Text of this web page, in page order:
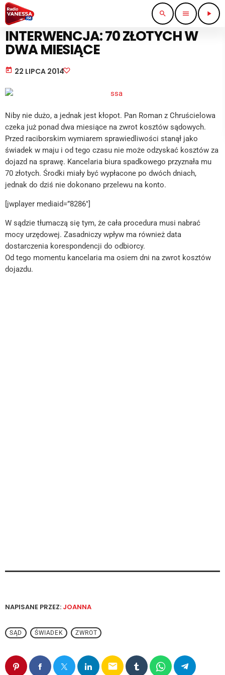
search menu play_arrow
WIADOMOŚCI
INTERWENCJA: 70 ZŁOTYCH W
DWA MIESIĄCE
today 22 LIPCA 2014
Niby nie dużo, a jednak jest kłopot. Pan Roman z Chruścielowa
czeka już ponad dwa miesiące na zwrot kosztów sądowych.
Przed raciborskim wymiarem sprawiedliwości stanął jako
świadek w maju i od tego czasu nie może odzyskać kosztów za
dojazd na sprawę. Kancelaria biura spadkowego przyznała mu
70 złotych. Środki miały być wypłacone po dwóch dniach,
jednak do dziś nie dokonano przelewu na konto.
[jwplayer mediaid=”8286″]
W sądzie tłumaczą się tym, że cała procedura musi nabrać
mocy urzędowej. Zasadniczy wpływ ma również data
dostarczenia korespondencji do odbiorcy.
Od tego momentu kancelaria ma osiem dni na zwrot kosztów
dojazdu.
NAPISANE PRZEZ: JOANNA
SĄD ŚWIADEK ZWROT
email